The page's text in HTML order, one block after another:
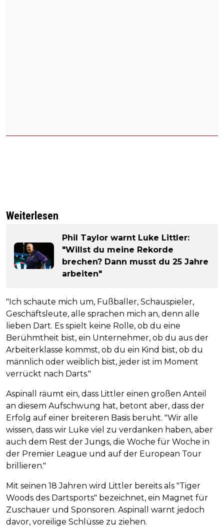
Weiterlesen
Phil Taylor warnt Luke Littler:
"Willst du meine Rekorde
brechen? Dann musst du 25 Jahre
arbeiten"
"Ich schaute mich um, Fußballer, Schauspieler,
Geschäftsleute, alle sprachen mich an, denn alle
lieben Dart. Es spielt keine Rolle, ob du eine
Berühmtheit bist, ein Unternehmer, ob du aus der
Arbeiterklasse kommst, ob du ein Kind bist, ob du
männlich oder weiblich bist, jeder ist im Moment
verrückt nach Darts."
Aspinall räumt ein, dass Littler einen großen Anteil
an diesem Aufschwung hat, betont aber, dass der
Erfolg auf einer breiteren Basis beruht. "Wir alle
wissen, dass wir Luke viel zu verdanken haben, aber
auch dem Rest der Jungs, die Woche für Woche in
der Premier League und auf der European Tour
brillieren."
Mit seinen 18 Jahren wird Littler bereits als "Tiger
Woods des Dartsports" bezeichnet, ein Magnet für
Zuschauer und Sponsoren. Aspinall warnt jedoch
davor, voreilige Schlüsse zu ziehen.